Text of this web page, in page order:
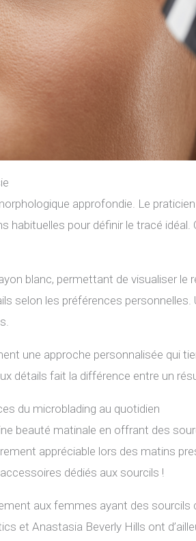
approfondie. Le
habituelles pour définir le tracé
blanc, permettant de visualiser
selon les préférences
une approche personnalisée qui
détails fait la différence entre un
du microblading au quotidien
beauté matinale en offrant des
appréciable lors des matins
dédiés aux sourcils !
aux femmes ayant des sourcils
et Anastasia Beverly Hills ont